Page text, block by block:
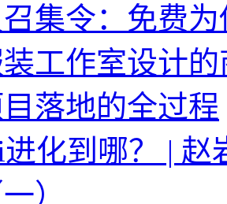
集令：免费
工作室设计
落地的全过程
化到哪？ |
）